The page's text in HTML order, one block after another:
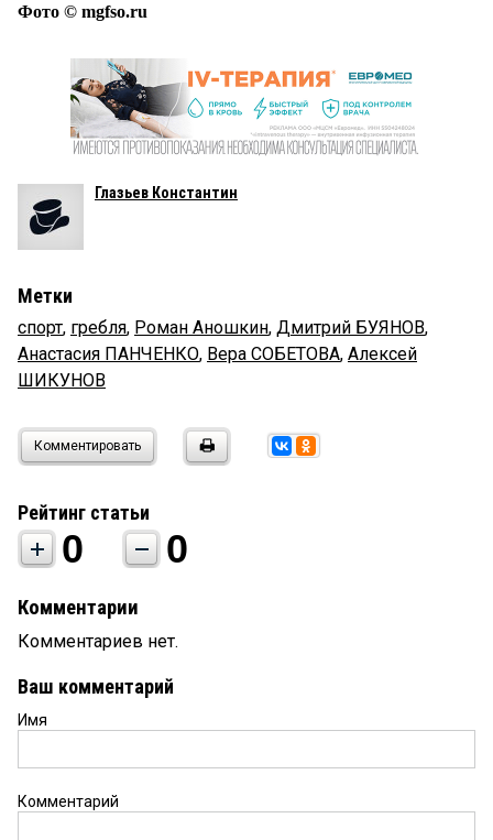
Фото © mgfso.ru
Глазьев Константин
Метки
спорт, гребля, Роман Аношкин, Дмитрий БУЯНОВ,
Анастасия ПАНЧЕНКО, Вера СОБЕТОВА, Алексей
ШИКУНОВ
Комментировать
Рейтинг статьи
0 0
Комментарии
Комментариев нет.
Ваш комментарий
Имя
Комментарий